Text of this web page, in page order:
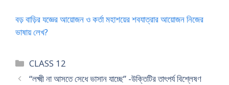
বড় বাড়ির যজ্ঞের আয়োজন ও কর্তা মহাশয়ের শবযাত্রার আয়োজন নিজের
ভাষায় লেখ?
Categories
CLASS 12
“লক্ষ্মী না আসতে সেধে ভাসান যাচ্ছে” -উক্তিটির তাৎপর্য বিশ্লেষণ